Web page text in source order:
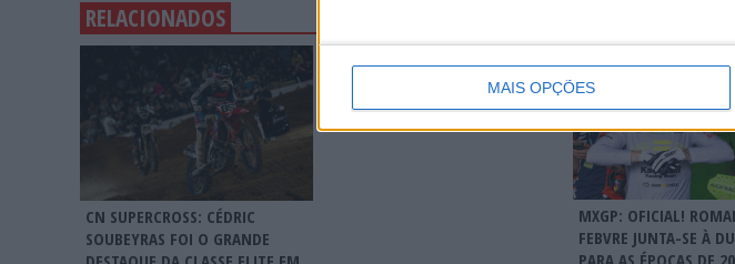
MAIS OPÇÕES
RELACIONADOS
CN SUPERCROSS: CÉDRIC
SOUBEYRAS FOI O GRANDE
NA AREIA DE LOMMEL; VITÓRIA
MXGP: OFICIAL!
FEBVRE JUNTA-SE À